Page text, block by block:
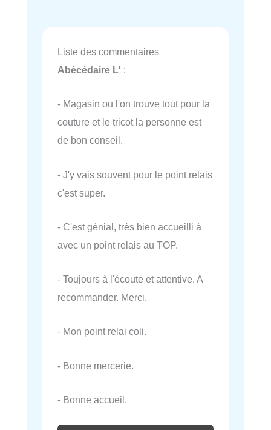
Liste des commentaires
Abécédaire L' :
- Magasin ou l'on trouve tout pour la
couture et le tricot la personne est
de bon conseil.
- J'y vais souvent pour le point relais
c'est super.
- C'est génial, très bien accueilli à
avec un point relais au TOP.
- Toujours à l'écoute et attentive. A
recommander. Merci.
- Mon point relai coli.
- Bonne mercerie.
- Bonne accueil.